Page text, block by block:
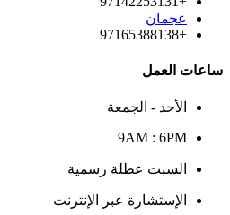
عجمان
+97165388138
ساعات العمل
الأحد - الجمعة
9AM : 6PM
السبت عطلة رسمية
الإستشارة عبر الإنترنت